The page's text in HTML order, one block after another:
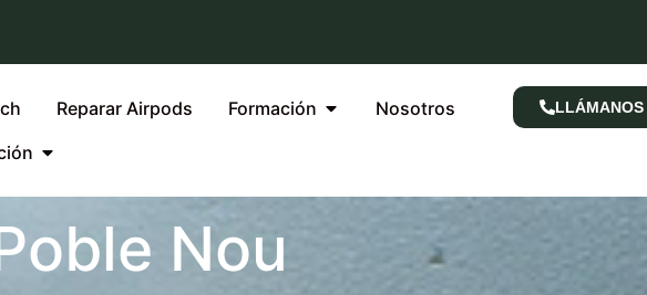
Reparar Airpods Formación
Nosotros
LLÁMANOS
Nou